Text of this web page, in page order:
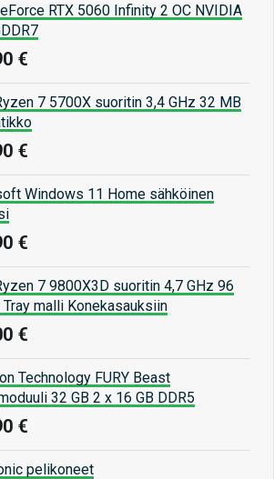
RTX 5060 Infinity 2 OC NVIDIA
€
7 5700X suoritin 3,4 GHz 32 MB
€
Windows 11 Home sähköinen
€
7 9800X3D suoritin 4,7 GHz 96
Tray malli Konekasauksiin
€
Technology FURY Beast
32 GB 2 x 16 GB DDR5
€
pelikoneet